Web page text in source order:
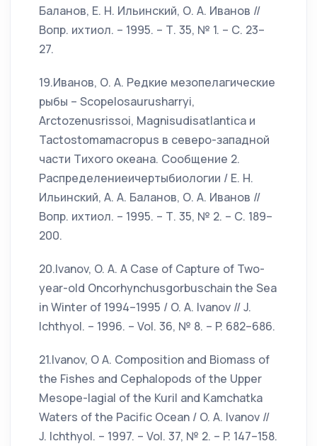
Баланов, Е. Н. Ильинский, О. А. Иванов //
Вопр. ихтиол. – 1995. – Т. 35, № 1. – С. 23–
27.
19.Иванов, О. А. Редкие мезопелагические
рыбы – Scopelosaurusharryi,
Arctozenusrissoi, Magnisudisatlantica и
Tactostomamacropus в северо-западной
части Тихого океана. Сообщение 2.
Распределениеичертыбиологии / Е. Н.
Ильинский, А. А. Баланов, О. А. Иванов //
Вопр. ихтиол. – 1995. – Т. 35, № 2. – С. 189–
200.
20.Ivanov, O. A. A Case of Capture of Two-
year-old Oncorhynchusgorbuschain the Sea
in Winter of 1994–1995 / O. A. Ivanov // J.
Ichthyol. – 1996. – Vol. 36, № 8. – P. 682–686.
21.Ivanov, O A. Composition and Biomass of
the Fishes and Cephalopods of the Upper
Mesope-lagial of the Kuril and Kamchatka
Waters of the Pacific Ocean / O. A. Ivanov //
J. Ichthyol. – 1997. – Vol. 37, № 2. – P. 147–158.